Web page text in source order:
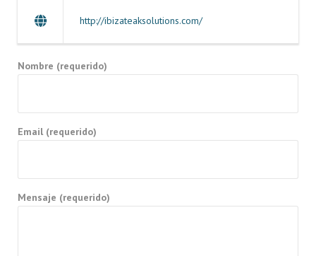
http://ibizateaksolutions.com/
Nombre (requerido)
Email (requerido)
Mensaje (requerido)